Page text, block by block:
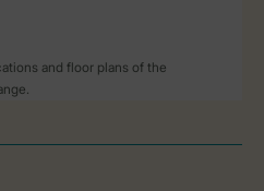
and floor plans of the